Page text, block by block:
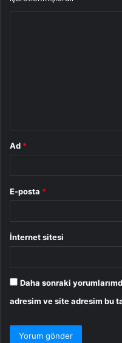
Ad *
E-posta *
İnternet sitesi
Daha sonraki
adresim ve site adresim bu